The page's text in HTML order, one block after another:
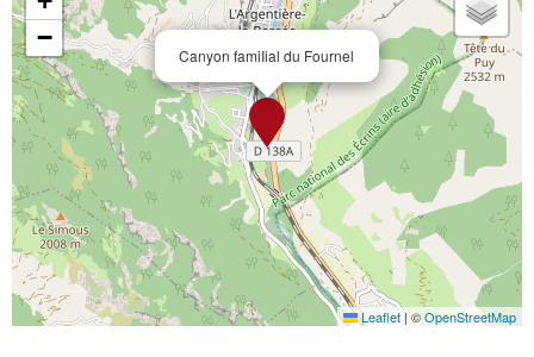
Canyon famiIial du Fournel
−
Leaflet|©OpenStreetMap